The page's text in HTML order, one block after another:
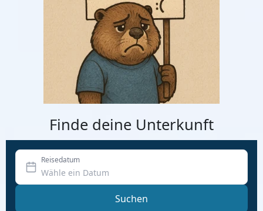
Finde deine Unterkunft
Reisedatum
Suchen